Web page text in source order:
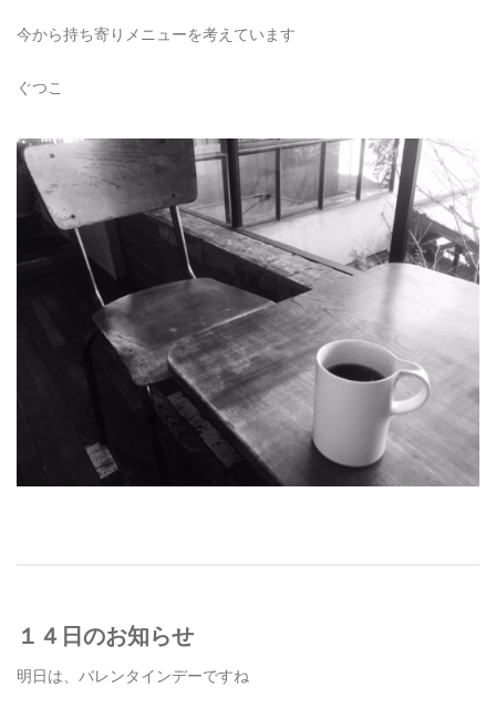
今から持ち寄りメニューを考えています
ぐつこ
１４日のお知らせ
明日は、バレンタインデーですね